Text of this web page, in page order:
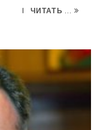
ЧИТАТЬ ...